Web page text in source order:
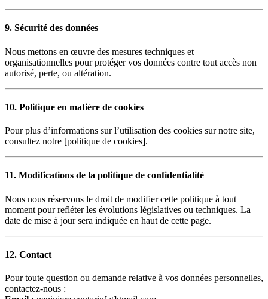
9. Sécurité des données
Nous mettons en œuvre des mesures techniques et
organisationnelles pour protéger vos données contre tout accès non
autorisé, perte, ou altération.
10. Politique en matière de cookies
Pour plus d’informations sur l’utilisation des cookies sur notre site,
consultez notre [politique de cookies].
11. Modifications de la politique de confidentialité
Nous nous réservons le droit de modifier cette politique à tout
moment pour refléter les évolutions législatives ou techniques. La
date de mise à jour sera indiquée en haut de cette page.
12. Contact
Pour toute question ou demande relative à vos données personnelles,
contactez-nous :